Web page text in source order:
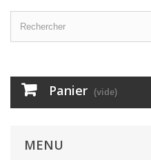
Panier (vide)
MENU